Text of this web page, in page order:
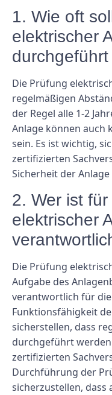
1. Wie oft
elektrischer
Die Prüfung
regelmäßigen
der Regel alle 1-2
Anlage können auch
sein. Es ist wichtig,
zertifizierten
Sicherheit der
2. Wer ist
elektrischer
Die Prüfung
Aufgabe des
verantwortlich für
Funktionsfähigkeit
sicherstellen, dass
durchgeführt
zertifizierten
Durchführung der
sicherzustellen, dass